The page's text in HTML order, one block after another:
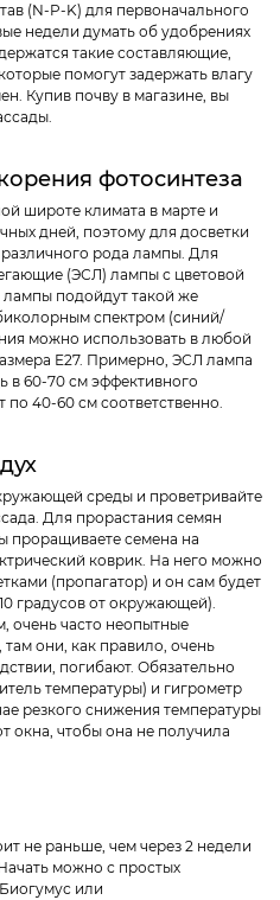
(N-P-K) для первоначального
недели думать об удобрениях
такие составляющие,
помогут задержать влагу
Купив почву в магазине, вы
фотосинтеза
широте климата в марте и
дней, поэтому для досветки
рода лампы. Для
(ЭСЛ) лампы с цветовой
лампы подойдут такой же
спектром (синий/
можно использовать в любой
Е27. Примерно, ЭСЛ лампа
в 60-70 см эффективного
по 40-60 см соответственно.
среды и проветривайте
Для прорастания семян
проращиваете семена на
коврик. На него можно
(пропагатор) и он сам будет
градусов от окружающей).
очень часто неопытные
там они, как правило, очень
погибают. Обязательно
температуры) и гигрометр
резкого снижения температуры
окна, чтобы она не получила
не раньше, чем через 2 недели
можно с простых
или